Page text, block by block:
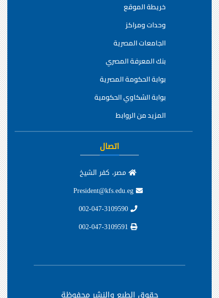
خريطة الموقع
وحدات ومراكز
الجامعات المصرية
بنك المعرفة المصري
بوابة الحكومة المصرية
بوابة الشكاوي الحكومية
المزيد من الروابط
اتصال
مصر، كفر الشيخ